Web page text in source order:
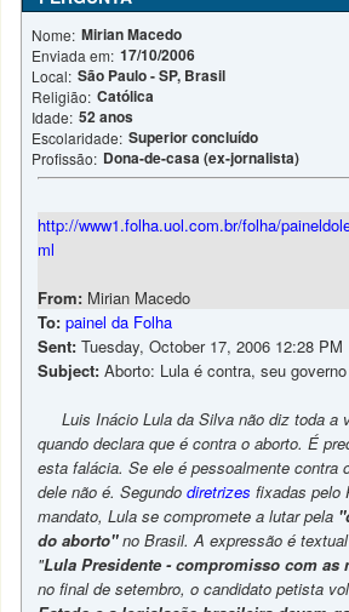
Nome: Mirian Macedo
Enviada em: 17/10/2006
Local: São Paulo - SP, Brasil
Religião: Católica
Idade: 52 anos
Escolaridade: Superior concluído
Profissão: Dona-de-casa (ex-jornalista)
http://www1.folha.uol.com.br/folha/
ml
From: Mirian Macedo
To: painel da Folha
Sent: Tuesday, October 17, 2006 12:28 PM
Subject: Aborto: Lula é contra, seu
Luis Inácio Lula da Silva não diz toda a
quando declara que é contra o aborto. É
esta falácia. Se ele é pessoalmente contra
dele não é. Segundodiretrizes fixadas pelo
mandato, Lula se compromete a lutar pela
do aborto"no Brasil. A expressão é
"Lula Presidente - compromisso com as
no final de setembro, o candidato petista